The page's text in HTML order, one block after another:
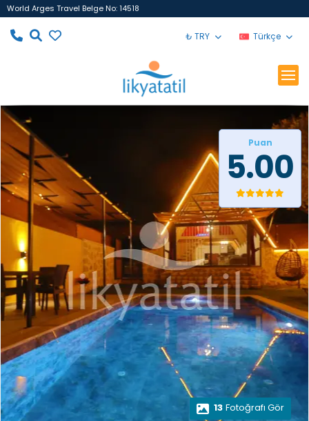
World Arges Travel Belge No: 14518
₺ TRY Türkçe
Puan
5.00
13 Fotoğrafı Gör